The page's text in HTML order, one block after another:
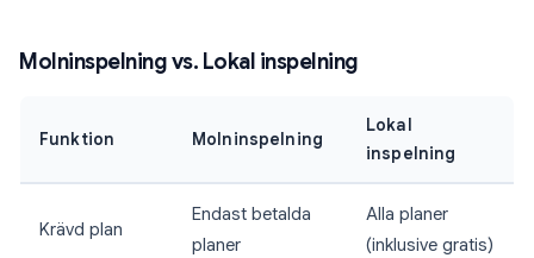
Molninspelning vs. Lokal inspelning
Funktion Molninspelning
Lokal
inspelning
Krävd plan
Endast betalda
planer
Alla planer
(inklusive gratis)